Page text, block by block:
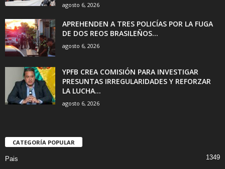
agosto 6, 2026
APREHENDEN A TRES POLICÍAS POR LA FUGA
DE DOS REOS BRASILEÑOS...
agosto 6, 2026
YPFB CREA COMISIÓN PARA INVESTIGAR
PRESUNTAS IRREGULARIDADES Y REFORZAR
LA LUCHA...
agosto 6, 2026
CATEGORÍA POPULAR
Pais
1349